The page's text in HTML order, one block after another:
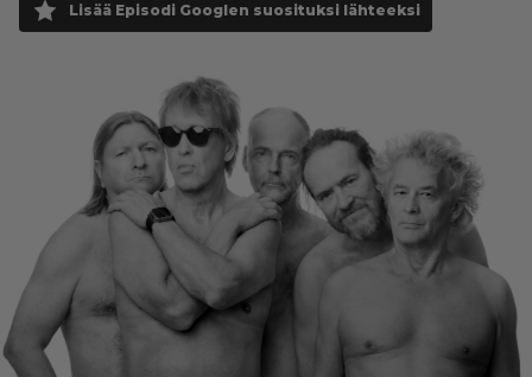
Lisää Episodi Googlen suosituksi lähteeksi